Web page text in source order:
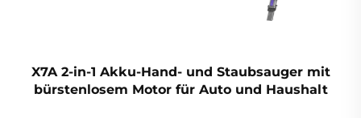
X7A 2-in-1 Akku-Hand- und Staubsauger mit
bürstenlosem Motor für Auto und Haushalt